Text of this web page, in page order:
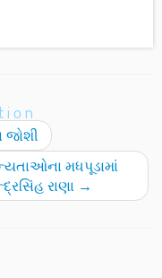
જોશી
મધપૂડામાં
રાણા →